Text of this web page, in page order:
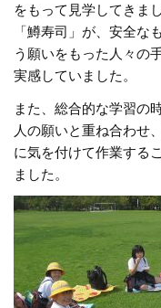
をもって見学してきま
「鱒寿司」が、安全な
う願いをもった人々の
実感していました。
また、総合的な学習の
人の願いと重ね合わせ
に気を付けて作業する
ました。